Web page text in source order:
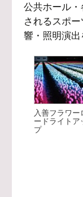
公共ホール
されるスポ
響・照明演出
入善フラワー
ードライトア
プ